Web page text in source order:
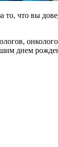
что вы
днем